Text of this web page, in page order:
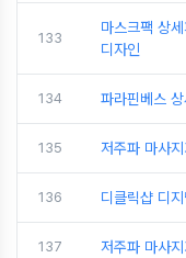
133
마스크팩 상
디자인
134 파라핀베스
135 저주파 마사
136 디클릭샵 디
137 저주파 마사